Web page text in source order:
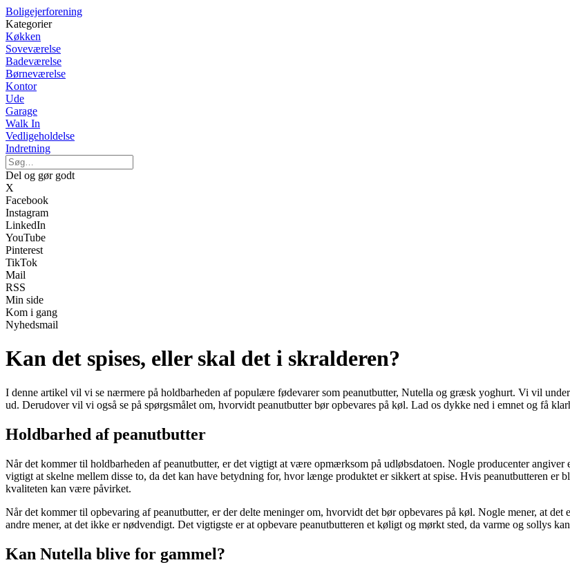
Boligejerforening
Kategorier
Køkken
Soveværelse
Badeværelse
Børneværelse
Kontor
Ude
Garage
Walk In
Vedligeholdelse
Indretning
Del og gør godt
X
Facebook
Instagram
LinkedIn
YouTube
Pinterest
TikTok
Mail
RSS
Min side
Kom i gang
Nyhedsmail
Kan det spises, eller skal det i skralderen?
I denne artikel vil vi se nærmere på holdbarheden af populære fødevarer som peanutbutter, Nutella og græsk yoghurt. Vi vil
ud. Derudover vil vi også se på spørgsmålet om, hvorvidt peanutbutter bør opbevares på køl. Lad os dykke ned i emnet og få
Holdbarhed af peanutbutter
Når det kommer til holdbarheden af peanutbutter, er det vigtigt at være opmærksom på udløbsdatoen. Nogle producenter angiver
vigtigt at skelne mellem disse to, da det kan have betydning for, hvor længe produktet er sikkert at spise. Hvis peanutbutteren er
kvaliteten kan være påvirket.
Når det kommer til opbevaring af peanutbutter, er der delte meninger om, hvorvidt det bør opbevares på køl. Nogle mener, at
andre mener, at det ikke er nødvendigt. Det vigtigste er at opbevare peanutbutteren et køligt og mørkt sted, da varme og sollys
Kan Nutella blive for gammel?